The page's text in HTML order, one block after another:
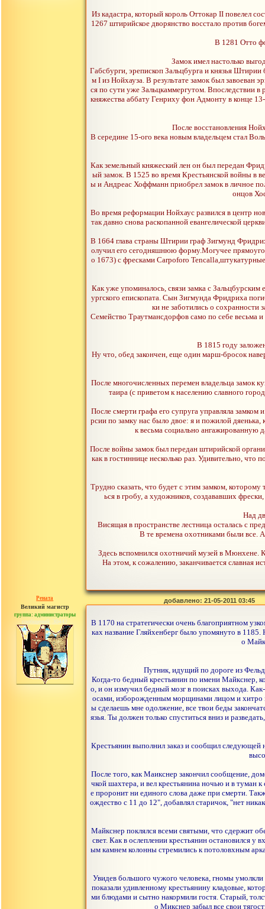
Из кадастра, который король Оттокар II повелел
1267 штирийское дворянство восстало против
В 1281 Отто
Замок имел настолько
Габсбурги, эрепископ Зальцбурга и князья
м I из Нойхауза. В результате замок был завоеван
ся по сути уже Зальцкаммергутом. Впоследствии в
княжества аббату Генриху фон Адмонту в конце
После восстановления
В середине 15-ого века новым владельцем стал
Как земельный княжеский лен он был передан
ый замок. В 1525 во время Крестьянской войны в
ы и Андреас Хоффманн приобрел замок в личное
онцов
Во время реформации Нойхаус развился в центр
так давно снова раскопанной евангелической
В 1664 глава страны Штирии граф Зигмунд
олучил его сегодняшнюю форму.Могучее
о 1673) с фресками Carpoforo
Как уже упоминалось, связи замка с
ургского епископата. Сын Зигмунда Фридриха
ки не заботились о
Семейство Траутмансдорфов само по себе весьма
В 1815 году
Ну что, обед закончен, еще один марш-бросок
После многочисленных перемен владельца замок
таира (с приветом к населению славного
После смерти графа его супруга управляла
рсии по замку нас было двое: я и пожилой дяенька,
к весьма социально ангажированную
После войны замок был передан штирийской
как в гостиннице несколько раз. Удивительно, что
Трудно сказать, что будет с этим замком,
ься в гробу, а художников, создававших
Над
Висящая в пространстве лестница осталась с
В те времена охотниками были все.
Здесь вспомнился охотничий музей в Мюнхене.
На этом, к сожалению, заканчивается славная
Рената
Великий магистр
группа: администраторы
сообщений: 30442
добавлено: 21-05-2011 03:45
В 1170 на стратегически очень благоприятном
ках название Гляйхенберг было упомянуто в
о
Путник, идущий по дороге из
Когда-то бедный крестьянин по имени Майкснер,
о, и он измучил бедный мозг в поисках выхода.
осами, изборожденным морщинами лицом и хитро
ы сделаешь мне одолжение, все твои беды
язья. Ты должен только спуститься вниз и
Крестьянин выполнил заказ и сообщил следующей
После того, как Маикснер закончил сообщение,
чкой шахтера, и вел крестьянина ночью и в туман
е проронит ни единого слова даже при смерти.
ождество с 11 до 12", добавлял старичок, "нет
Майкснер поклялся всеми святыми, что сдержит
свет. Как в ослеплении крестьянин остановился
ым камнем колонны стремились к потоловхным
Увидев большого чужого человека, гномы умолкли
показали удивленному крестьянину кладовые,
ми блюдами и сытно накормили гостя. Старый,
о Микснер забыл все свои